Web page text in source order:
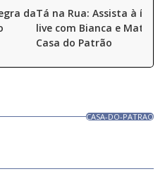
daTá na Rua: Assista à
live com Bianca e
Casa do Patrão
CASA-DO-PATRAO